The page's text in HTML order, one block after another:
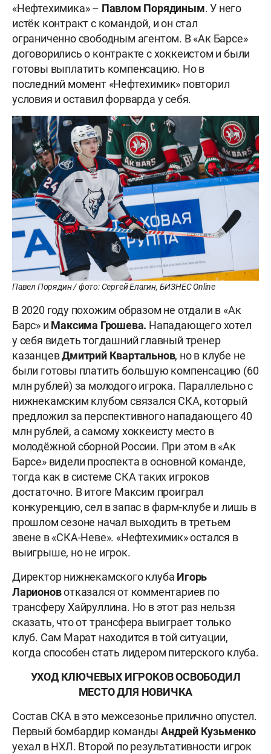
«Нефтехимика» – Павлом Порядиным. У него
истёк контракт с командой, и он стал
ограниченно свободным агентом. В «Ак Барсе»
договорились о контракте с хоккеистом и были
готовы выплатить компенсацию. Но в
последний момент «Нефтехимик» повторил
условия и оставил форварда у себя.
Павел Порядин / фото: Сергей Елагин, БИЗНЕС Online
В 2020 году похожим образом не отдали в «Ак
Барс» и Максима Грошева. Нападающего хотел
у себя видеть тогдашний главный тренер
казанцевДмитрий Квартальнов, но в клубе не
были готовы платить большую компенсацию (60
млн рублей) за молодого игрока. Параллельно с
нижнекамским клубом связался СКА, который
предложил за перспективного нападающего 40
млн рублей, а самому хоккеисту место в
молодёжной сборной России. При этом в «Ак
Барсе» видели проспекта в основной команде,
тогда как в системе СКА таких игроков
достаточно. В итоге Максим проиграл
конкуренцию, сел в запас в фарм-клубе и лишь в
прошлом сезоне начал выходить в третьем
звене в «СКА-Неве». «Нефтехимик» остался в
выигрыше, но не игрок.
Директор нижнекамского клуба Игорь
Ларионовотказался от комментариев по
трансферу Хайруллина. Но в этот раз нельзя
сказать, что от трансфера выиграет только
клуб. Сам Марат находится в той ситуации,
когда способен стать лидером питерского клуба.
УХОД КЛЮЧЕВЫХ ИГРОКОВ ОСВОБОДИЛ
МЕСТО ДЛЯ НОВИЧКА
Состав СКА в это межсезонье прилично опустел.
Первый бомбардир команды Андрей Кузьменко
уехал в НХЛ. Второй по результативности игрок